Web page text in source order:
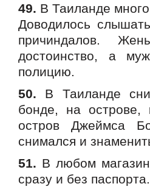
49. В Таиланде
Доводилось
причиндалов.
достоинство, а
полицию.
50. В Таиланде
бонде, на
остров Джеймса
снимался и
51. В любом
сразу и без паспорта.